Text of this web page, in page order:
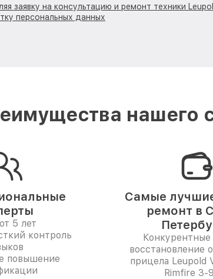
заявку на консультацию и ремонт техники
персональных данных
нашего
5 лет
контроль
повышение
Самые
ремонт в
восстановление
прицела Leupold
Rimfire 3-